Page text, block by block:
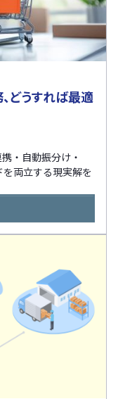
どうすれば最適
・自動振分け・
両立する現実解を